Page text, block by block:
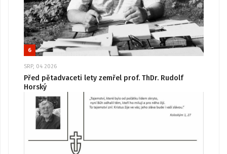
6
SRP, 04 2026
Před pětadvaceti lety zemřel prof. ThDr. Rudolf
Horský